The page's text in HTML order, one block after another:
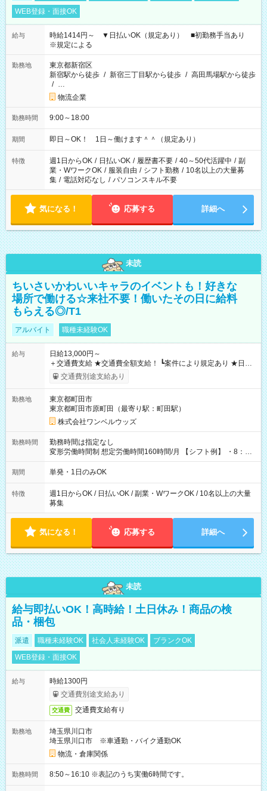
WEB登録・面接OK
給与
時給1414円～ ▼日払いOK（規定あり） ■初勤務手当あり
※規定による
勤務地
東京都新宿区
新宿駅から徒歩 / 新宿三丁目駅から徒歩 / 高田馬場駅から徒歩
/ …
物流企業
勤務時間 9:00～18:00
期間 即日～OK！ 1日～働けます＾＾（規定あり）
特徴 週1日からOK / 日払いOK / 履歴書不要 / 40～50代活躍中 / 副
業・WワークOK / 服装自由 / シフト勤務 / 10名以上の大量募
集 / 電話対応なし / パソコンスキル不要
気になる！ 応募する 詳細へ
未読
ちいさいかわいいキャラのイベントも！好きな
場所で働ける☆来社不要！働いたその日に給料
もらえる◎/T1
アルバイト 職種未経験OK
給与
日給13,000円～
＋交通費支給 ★交通費全額支給！ ┗案件により規定あり ★日払
いOK！（規定あり） ┗働いたその日に現金GET♪ お仕事後はコ
ンビニATMから 日払い分を引き落とせます！ 【試用期間】試
交通費別途支給あり
勤務地
東京都町田市
東京都町田市原町田（最寄り駅：町田駅）
株式会社ワンベルウッズ
勤務時間
勤務時間は指定なし
変形労働時間制 想定労働時間160時間/月 【シフト例】 ・8：00
～21：00
期間 単発・1日のみOK
特徴
週1日からOK / 日払いOK / 副業・WワークOK / 10名以上の大量
募集
気になる！ 応募する 詳細へ
未読
給与即払いOK！高時給！土日休み！商品の検
品・梱包
派遣 職種未経験OK 社会人未経験OK
ブランクOK
WEB登録・面接OK
給与
時給1300円
交通費別途支給あり
交通費 交通費支給有り
勤務地
埼玉県川口市
埼玉県川口市 ※車通勤・バイク通勤OK
物流・倉庫関係
勤務時間 8:50～16:10 ※表記のうち実働6時間です。